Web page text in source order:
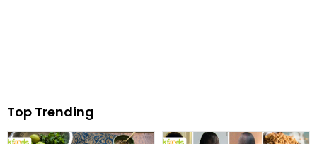
Top Trending